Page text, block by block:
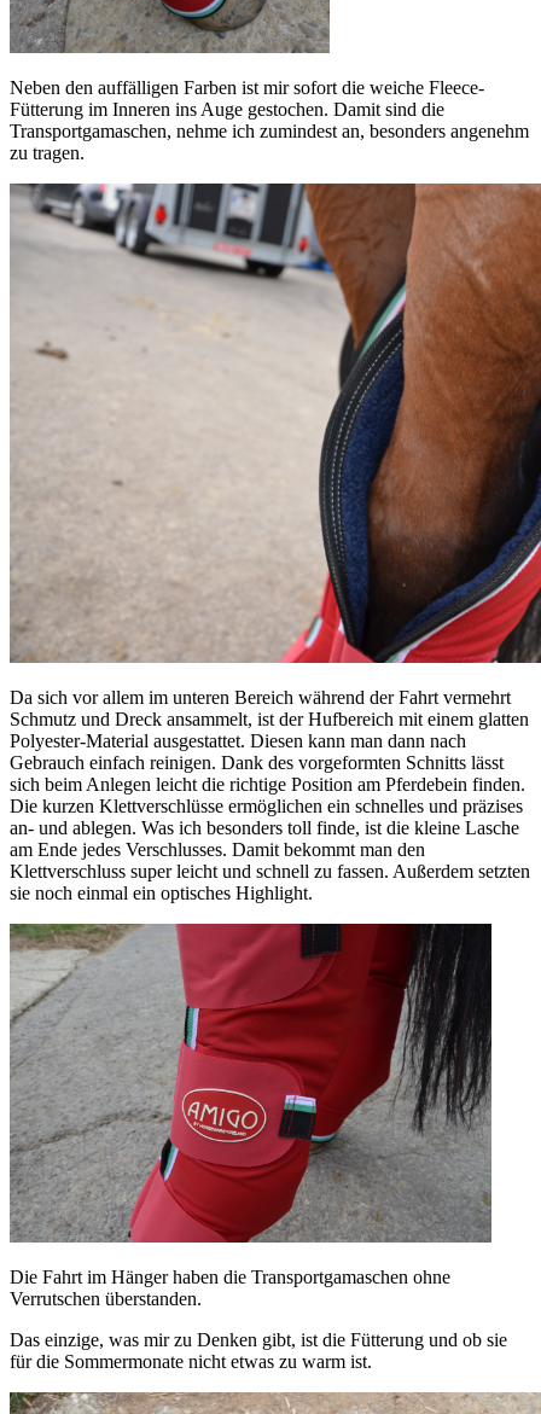
Neben den auffälligen Farben ist mir sofort die weiche Fleece-
Fütterung im Inneren ins Auge gestochen. Damit sind die
Transportgamaschen, nehme ich zumindest an, besonders angenehm
zu tragen.
Da sich vor allem im unteren Bereich während der Fahrt vermehrt
Schmutz und Dreck ansammelt, ist der Hufbereich mit einem glatten
Polyester-Material ausgestattet. Diesen kann man dann nach
Gebrauch einfach reinigen. Dank des vorgeformten Schnitts lässt
sich beim Anlegen leicht die richtige Position am Pferdebein finden.
Die kurzen Klettverschlüsse ermöglichen ein schnelles und präzises
an- und ablegen. Was ich besonders toll finde, ist die kleine Lasche
am Ende jedes Verschlusses. Damit bekommt man den
Klettverschluss super leicht und schnell zu fassen. Außerdem setzten
sie noch einmal ein optisches Highlight.
Die Fahrt im Hänger haben die Transportgamaschen ohne
Verrutschen überstanden.
Das einzige, was mir zu Denken gibt, ist die Fütterung und ob sie
für die Sommermonate nicht etwas zu warm ist.